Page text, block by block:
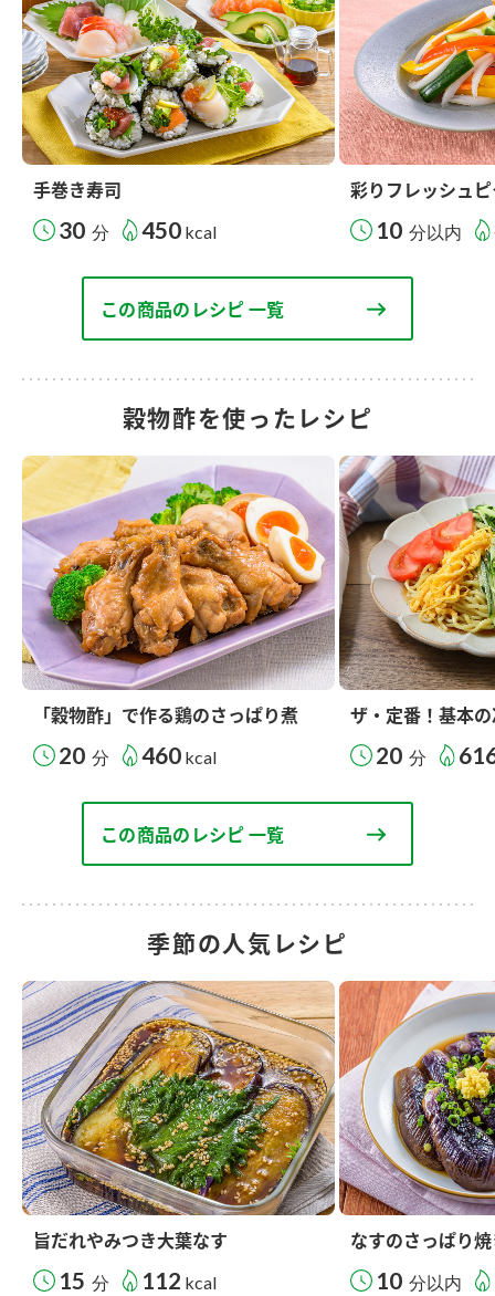
手巻き寿司
30 分 450 kcal
彩りフレッシュ
10 分以内
この商品のレシピ 一覧
穀物酢を使ったレシピ
「穀物酢」で作る鶏のさっぱり煮
20 分 460 kcal
ザ・定番！基本
20 分
この商品のレシピ 一覧
季節の人気レシピ
旨だれやみつき大葉なす
15 分 112 kcal
なすのさっぱり
10 分以内